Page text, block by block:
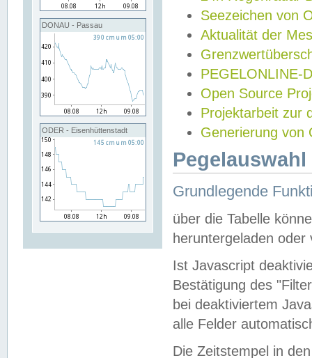
DONAU - Passau
ODER - Eisenhüttenstadt
Seezeichen von
Aktualität der
PEGELONLINE-
Open Source
Projektarbeit zur
Generierung von
Grundlegende
über die Tabelle
heruntergeladen oder
Ist Javascript
Bestätigung des
bei deaktiviertem
alle Felder
Die Zeitstempel in